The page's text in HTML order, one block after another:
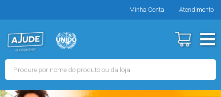
Minha Conta Atendimento